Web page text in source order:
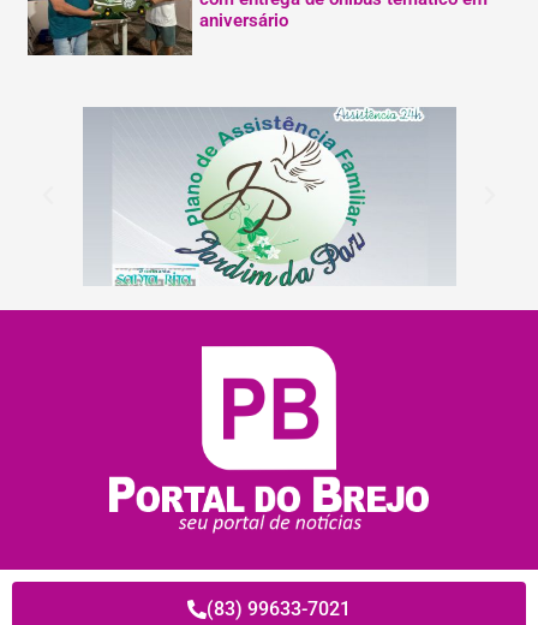
aniversário
(83) 99633-7021